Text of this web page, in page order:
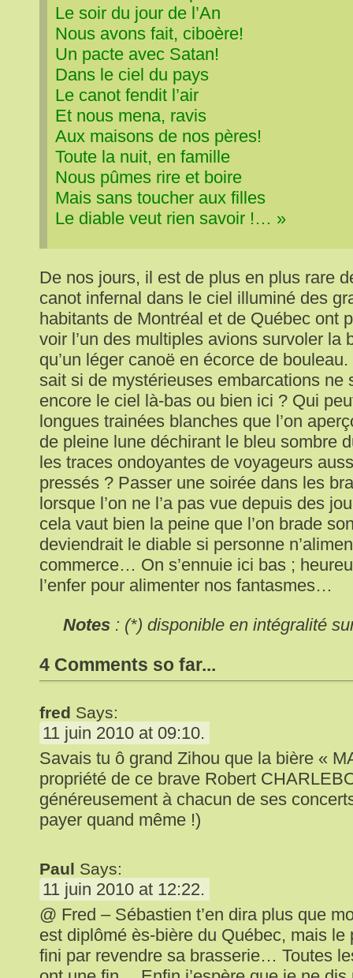
Le soir du jour de l’An
Nous avons fait, ciboère!
Un pacte avec Satan!
Dans le ciel du pays
Le canot fendit l’air
Et nous mena, ravis
Aux maisons de nos pères!
Toute la nuit, en famille
Nous pûmes rire et boire
Mais sans toucher aux filles
Le diable veut rien savoir !… »
De nos jours, il est de plus en plus rare
canot infernal dans le ciel illuminé des
habitants de Montréal et de Québec ont
voir l’un des multiples avions survoler la
qu’un léger canoë en écorce de
sait si de mystérieuses embarcations ne
encore le ciel là-bas ou bien ici ? Qui
longues trainées blanches que l’on
de pleine lune déchirant le bleu sombre
les traces ondoyantes de voyageurs
pressés ? Passer une soirée dans les
lorsque l’on ne l’a pas vue depuis des
cela vaut bien la peine que l’on brade
deviendrait le diable si personne
commerce… On s’ennuie ici bas ;
l’enfer pour alimenter nos fantasmes…
Notes : (*) disponible en intégralité
4 Comments so far...
fred Says:
11 juin 2010 at 09:10.
Savais tu ô grand Zihou que la bière «
propriété de ce brave Robert
généreusement à chacun de ses
payer quand même !)
Paul Says:
11 juin 2010 at 12:22.
@ Fred – Sébastien t’en dira plus que
est diplômé ès-bière du Québec, mais le
fini par revendre sa brasserie… Toutes